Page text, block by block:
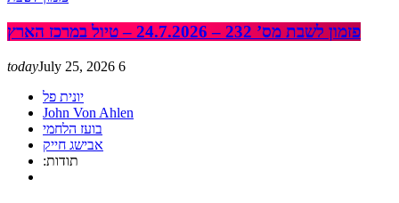
פזמון לשבת מס’ 232 – 24.7.2026 – טיול במרכז הארץ
todayJuly 25, 2026 6
יונית פל
John Von Ahlen
בועז הלחמי
אבישג חייק
:תודות